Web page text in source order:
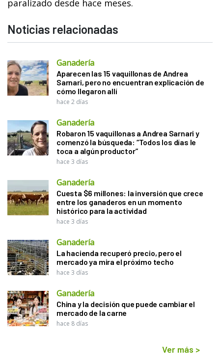
paralizado desde hace meses.
Noticias relacionadas
Ganadería
Aparecen las 15 vaquillonas de Andrea
Sarnari, pero no encuentran explicación de
cómo llegaron allí
hace 2 días
Ganadería
Robaron 15 vaquillonas a Andrea Sarnari y
comenzó la búsqueda: “Todos los días le
toca a algún productor”
hace 3 días
Ganadería
Cuesta $6 millones: la inversión que crece
entre los ganaderos en un momento
histórico para la actividad
hace 3 días
Ganadería
La hacienda recuperó precio, pero el
mercado ya mira el próximo techo
hace 3 días
Ganadería
China y la decisión que puede cambiar el
mercado de la carne
hace 8 días
Ver más >